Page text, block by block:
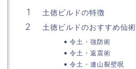
土徳ビルドの特徴
土徳ビルドのおすすめ仙術
令土・強防術
令土・返震術
令土・連山裂壁呪